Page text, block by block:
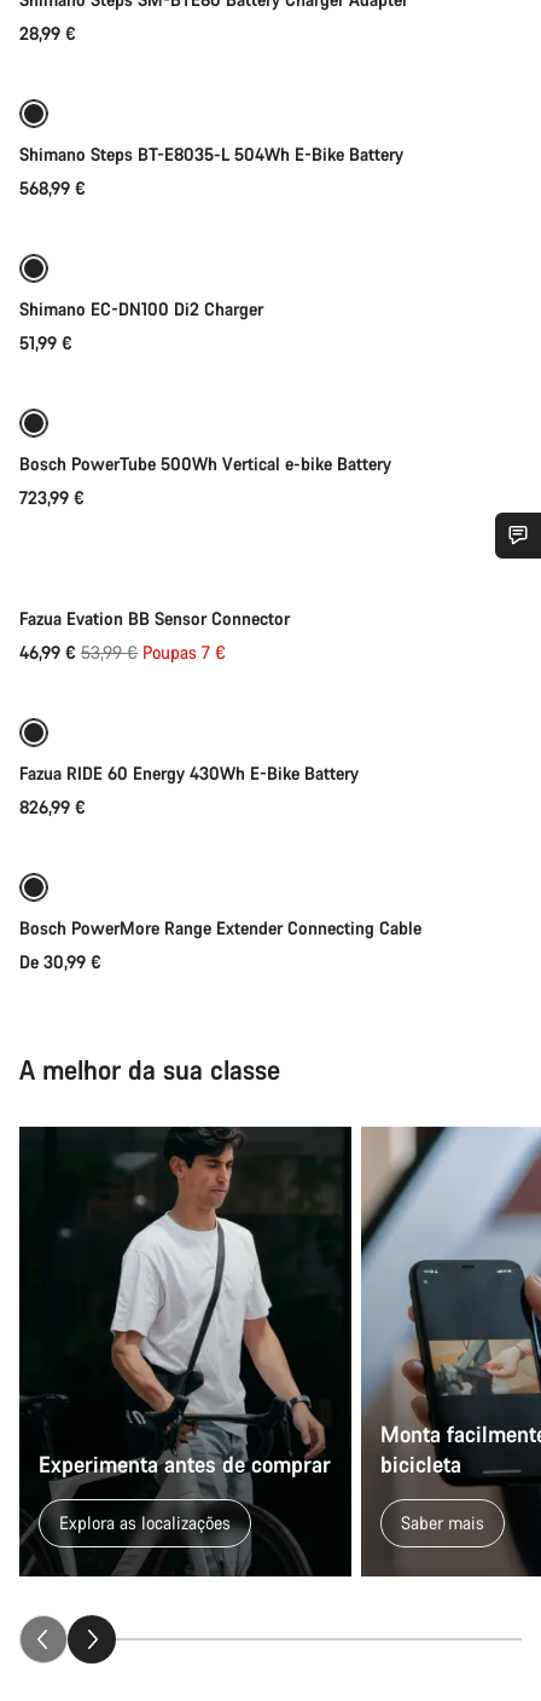
28,99 €
Shimano Steps BT-E8035-L 504Wh E-Bike Battery
568,99 €
Shimano EC-DN100 Di2 Charger
51,99 €
Bosch PowerTube 500Wh Vertical e-bike Battery
723,99 €
Fazua Evation BB Sensor Connector
46,99 € Preço
53,99 € Poupas 7 €Adicionar ao carrinho
Fazua RIDE 60 Energy 430Wh E-Bike Battery
826,99 €
Bosch PowerMore Range Extender Connecting Cable
De 30,99 €
A melhor da sua classe
Experimenta antes de comprar
Explora as localizações
Monta
bicicleta
Saber mais
Os nossos peritos em apoio ao cliente estão prontos para
responder às tuas perguntas.